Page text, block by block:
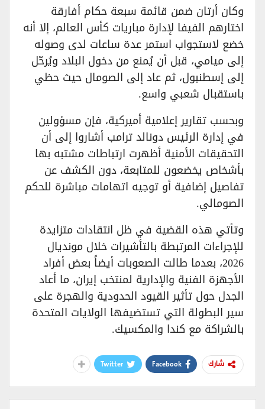
وكان أرتان ضمن قائمة سبعة حكام أفارقة
اختارهم الفيفا لإدارة مباريات كأس العالم، إلا أنه
خضع لاستجواب استمر عدة ساعات لدى وصوله
إلى ميامي، قبل أن يُمنع من دخول البلاد ويُرحّل
إلى إسطنبول، ثم عاد إلى الصومال حيث حظي
باستقبال شعبي واسع.
وبحسب تقارير إعلامية أميركية، فإن مسؤولين
في إدارة الرئيس دونالد ترامب أشاروا إلى أن
التحقيقات الأمنية أظهرت ارتباطات مشتبه بها
بأشخاص يخضعون للمتابعة، دون الكشف عن
تفاصيل إضافية أو توجيه اتهامات مباشرة للحكم
الصومالي.
وتأتي هذه القضية في ظل انتقادات متزايدة
للإجراءات المرتبطة بالتأشيرات خلال مونديال
2026، بعدما طالت الصعوبات أيضاً بعض أفراد
الأجهزة الفنية والإدارية لمنتخب إيران، ما أعاد
الجدل حول تأثير القيود الحدودية والهجرة على
سير البطولة التي تستضيفها الولايات المتحدة
بالشراكة مع كندا والمكسيك.
شارك Facebook
Twitter